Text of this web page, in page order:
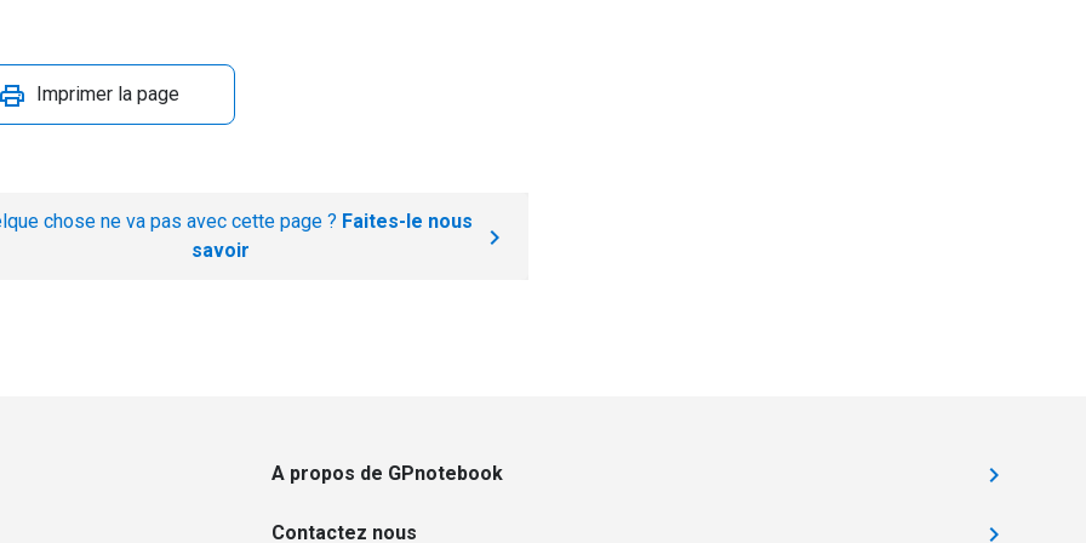
Imprimer la page
chose ne va pas avec cette page ? Faites-le nous
savoir
A propos de GPnotebook
Contactez nous